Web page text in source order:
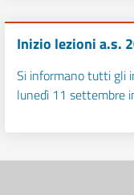
Inizio lezioni a.s.
Si informano tutti gli
lunedì 11 settembre